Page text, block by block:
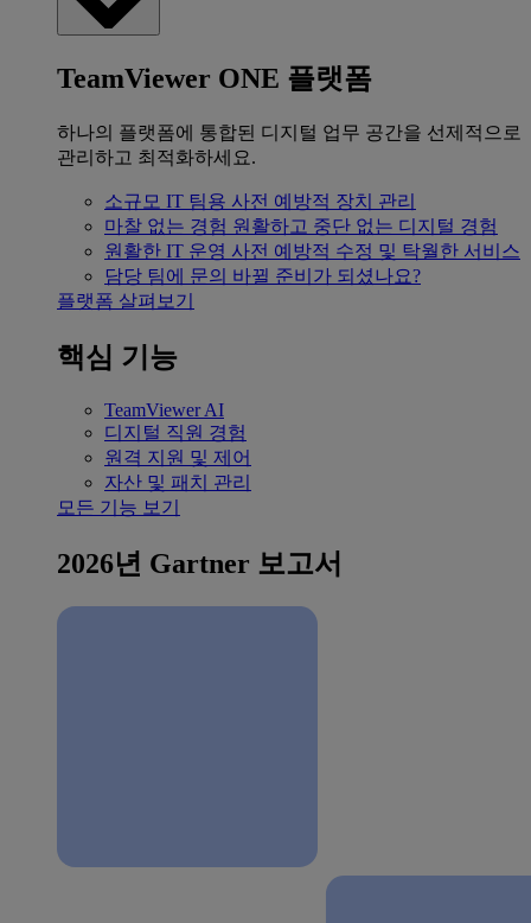
TeamViewer ONE 플랫폼
하나의 플랫폼에 통합된 디지털 업무 공간을 선제적으로
관리하고 최적화하세요.
소규모 IT 팀용 사전 예방적 장치 관리
마찰 없는 경험 원활하고 중단 없는 디지털 경험
원활한 IT 운영 사전 예방적 수정 및 탁월한 서비스
담당 팀에 문의 바뀔 준비가 되셨나요?
플랫폼 살펴보기
핵심 기능
TeamViewer AI
디지털 직원 경험
원격 지원 및 제어
자산 및 패치 관리
모든 기능 보기
2026년 Gartner 보고서